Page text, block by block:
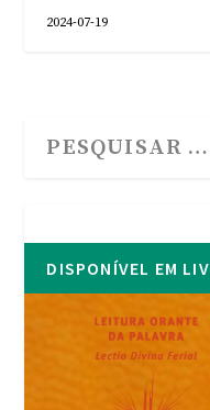
2024-07-19
DISPONÍVEL EM